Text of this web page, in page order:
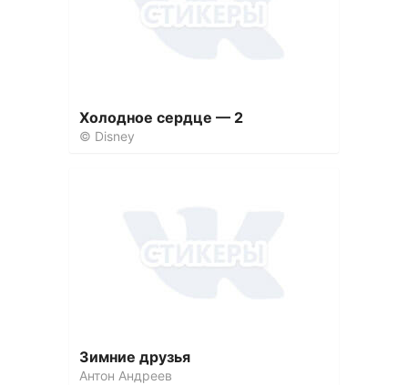
Холодное сердце — 2
© Disney
Зимние друзья
Антон Андреев